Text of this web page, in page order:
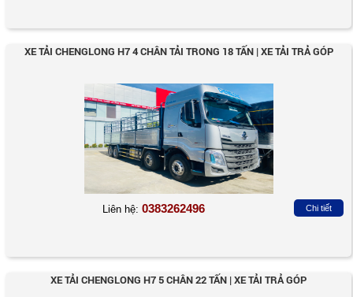
XE TẢI CHENGLONG H7 4 CHÂN TẢI TRONG 18 TẤN | XE TẢI TRẢ GÓP
Liên hệ: 0383262496 Chi tiết
XE TẢI CHENGLONG H7 5 CHÂN 22 TẤN | XE TẢI TRẢ GÓP